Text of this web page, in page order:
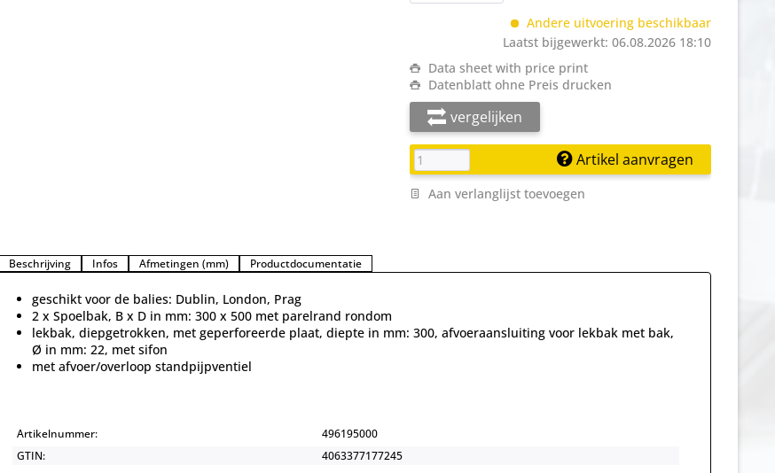
Andere uitvoering beschikbaar
Laatst bijgewerkt: 06.08.2026 18:10
Data sheet with price print
Datenblatt ohne Preis drucken
vergelijken
Artikel aanvragen
Aan verlanglijst toevoegen
Beschrijving Infos Afmetingen (mm) Productdocumentatie
geschikt voor de balies: Dublin, London, Prag
2 x Spoelbak, B x D in mm: 300 x 500 met parelrand rondom
lekbak, diepgetrokken, met geperforeerde plaat, diepte in mm: 300, afvoeraansluiting voor lekbak met bak,
Ø in mm: 22, met sifon
met afvoer/overloop standpijpventiel
Artikelnummer:
496195000
GTIN:
4063377177245